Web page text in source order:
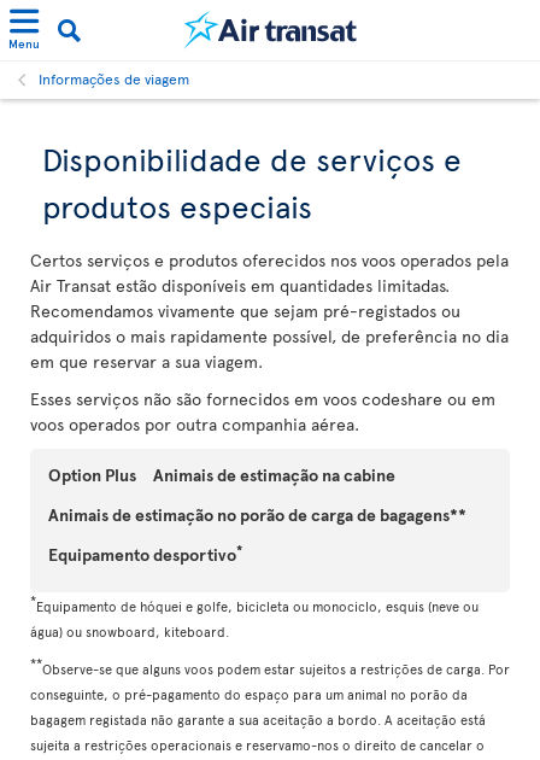
Menu
Informações de viagem
Disponibilidade de serviços e
produtos especiais
Certos serviços e produtos oferecidos nos voos operados pela
Air Transat estão disponíveis em quantidades limitadas.
Recomendamos vivamente que sejam pré-registados ou
adquiridos o mais rapidamente possível, de preferência no dia
em que reservar a sua viagem.
Esses serviços não são fornecidos em voos codeshare ou em
voos operados por outra companhia aérea.
Option Plus
Animais de estimação na cabine
Animais de estimação no porão de carga de bagagens**
Equipamento desportivo*
*Equipamento de hóquei e golfe, bicicleta ou monociclo, esquis (neve ou
água) ou snowboard, kiteboard.
**Observe-se que alguns voos podem estar sujeitos a restrições de carga. Por
conseguinte, o pré-pagamento do espaço para um animal no porão da
bagagem registada não garante a sua aceitação a bordo. A aceitação está
sujeita a restrições operacionais e reservamo-nos o direito de cancelar o